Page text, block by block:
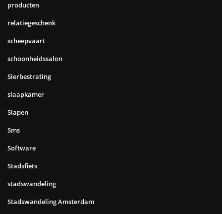
producten
relatiegeschenk
scheepvaart
schoonheidssalon
Sierbestrating
slaapkamer
Slapen
Sms
Software
Stadsfiets
stadswandeling
Stadswandeling Amsterdam